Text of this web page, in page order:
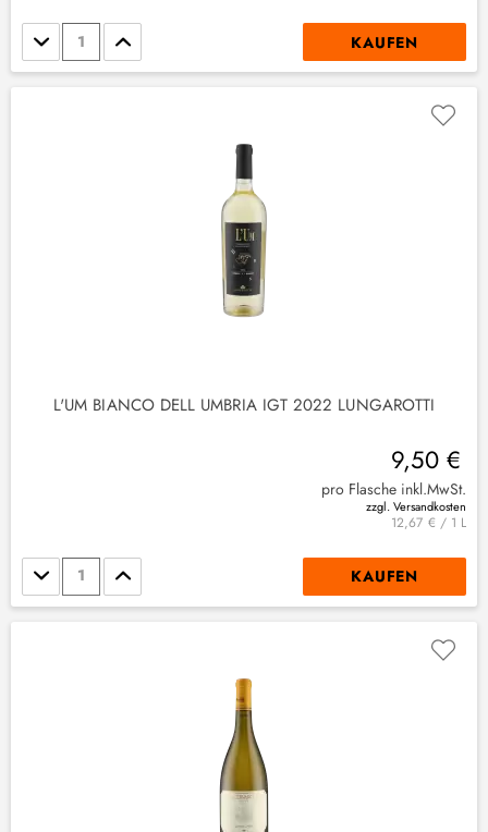
Stückzahl KAUFEN
L'UM BIANCO DELL UMBRIA IGT 2022 LUNGAROTTI
9,50 €
pro Flasche inkl.MwSt.
zzgl. Versandkosten
12,67 € / 1 L
Stückzahl KAUFEN